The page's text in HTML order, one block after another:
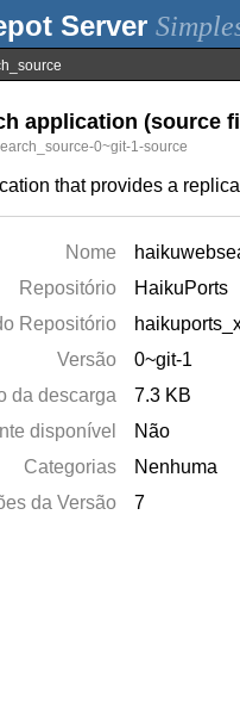
application (source
0~git-1-source
that provides a
Nome
Repositório
HaikuPorts
Repositório
Versão
0~git-1
da descarga
7.3 KB
disponível
Não
Categorias
Nenhuma
da Versão
7